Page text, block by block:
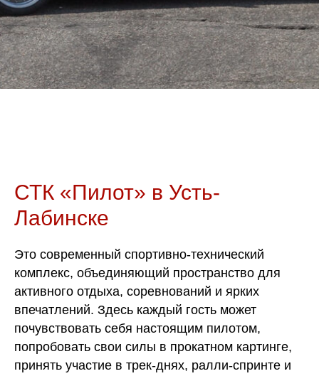
СТК «Пилот» в Усть-
Лабинске
Это современный спортивно-технический
комплекс, объединяющий пространство для
активного отдыха, соревнований и ярких
впечатлений. Здесь каждый гость может
почувствовать себя настоящим пилотом,
попробовать свои силы в прокатном картинге,
принять участие в трек-днях, ралли-спринте и